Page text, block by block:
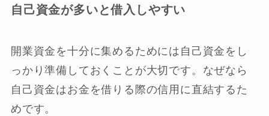
自己資金が多いと借入しやすい
開業資金を十分に集めるためには自己資金をし
っかり準備しておくことが大切です。なぜなら
自己資金はお金を借りる際の信用に直結するた
めです。